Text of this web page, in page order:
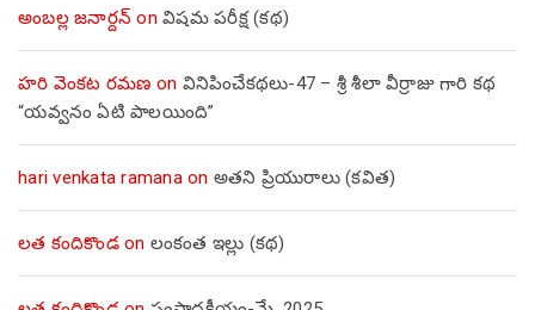
అంబల్ల జనార్దన్ on విషమ పరీక్ష (క‌థ‌)
హరి వెంకట రమణ on వినిపించేకథలు-47 – శ్రీ శీలా వీర్రాజు గారి కథ
“యవ్వనం ఏటి పాలయింది”
hari venkata ramanaon అతని ప్రియురాలు (కవిత)
లత కందికొండon లంకంత ఇల్లు (కథ)